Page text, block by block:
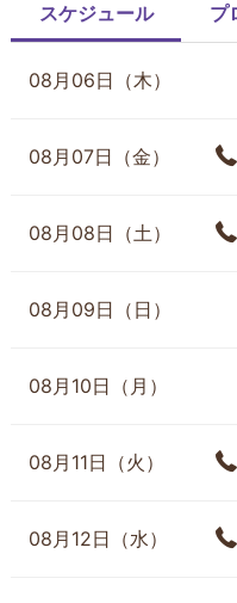
スケジュール プ
08月06日（木）
08月07日（金）
08月08日（土）
08月09日（日）
08月10日（月）
08月11日（火）
08月12日（水）